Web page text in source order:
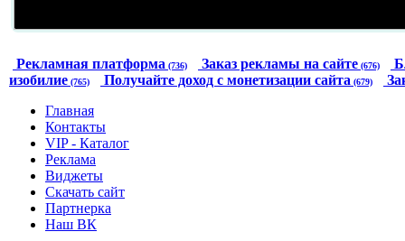
Рекламная платформа (736) Заказ рекламы на сайте (676)
изобилие (765) Получайте доход с монетизации сайта (679)
Главная
Контакты
VIP - Каталог
Реклама
Виджеты
Скачать сайт
Партнерка
Наш ВК